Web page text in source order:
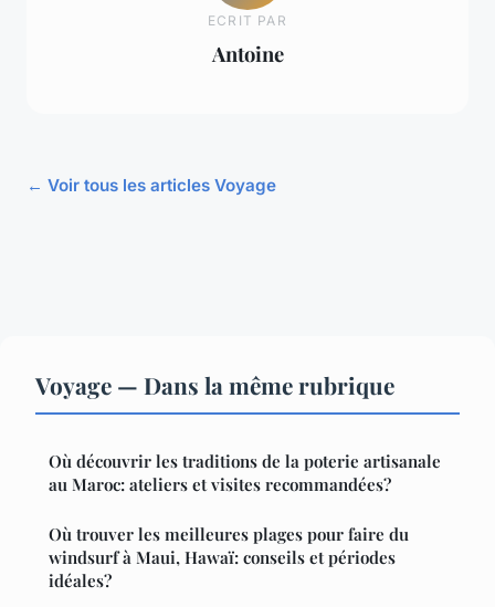
ECRIT PAR
Antoine
← Voir tous les articles Voyage
Voyage — Dans la même rubrique
Où découvrir les traditions de la poterie artisanale
au Maroc: ateliers et visites recommandées?
Où trouver les meilleures plages pour faire du
windsurf à Maui, Hawaï: conseils et périodes
idéales?